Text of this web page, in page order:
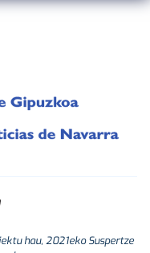
hau, 2021eko Suspertze